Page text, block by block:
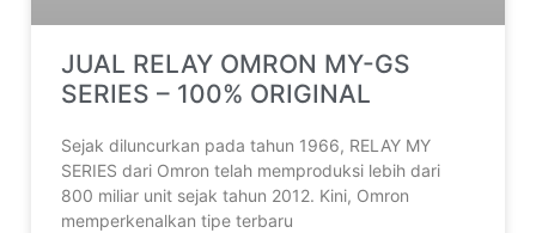
JUAL RELAY OMRON MY-GS
SERIES – 100% ORIGINAL
Sejak diluncurkan pada tahun 1966, RELAY MY
SERIES dari Omron telah memproduksi lebih dari
800 miliar unit sejak tahun 2012. Kini, Omron
memperkenalkan tipe terbaru